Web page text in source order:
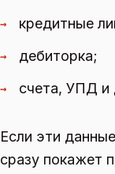
→ кредитные
→ дебиторка;
→ счета, УПД и
Если эти
сразу покажет